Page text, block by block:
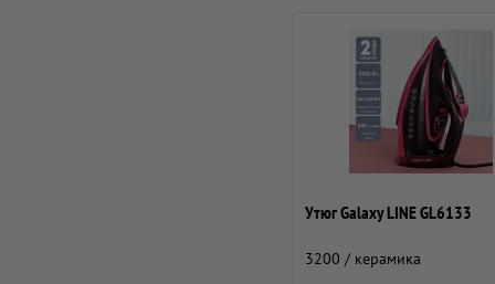
Утюг Galaxy LINE GL6133
3200 / керамика